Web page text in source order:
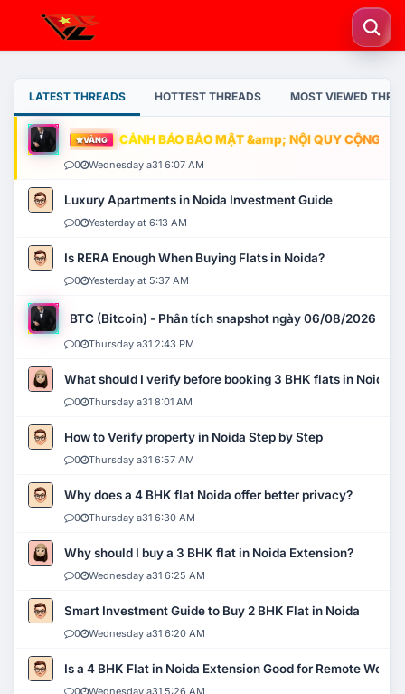
LATEST THREADS HOTTEST THREADS MOST VIEWED
VÀNG CẢNH BÁO BẢO MẬT &amp; NỘI QUY CỘNG
0 Wednesday a31 6:07 AM
Luxury Apartments in Noida Investment Guide
0 Yesterday at 6:13 AM
Is RERA Enough When Buying Flats in Noida?
0 Yesterday at 5:37 AM
BTC (Bitcoin) - Phân tích snapshot ngày 06/08/2026
0 Thursday a31 2:43 PM
What should I verify before booking 3 BHK flats in Noida?
0 Thursday a31 8:01 AM
How to Verify property in Noida Step by Step
0 Thursday a31 6:57 AM
Why does a 4 BHK flat Noida offer better privacy?
0 Thursday a31 6:30 AM
Why should I buy a 3 BHK flat in Noida Extension?
0 Wednesday a31 6:25 AM
Smart Investment Guide to Buy 2 BHK Flat in Noida
0 Wednesday a31 6:20 AM
Is a 4 BHK Flat in Noida Extension Good for Remote Work?
0 Wednesday a31 5:26 AM